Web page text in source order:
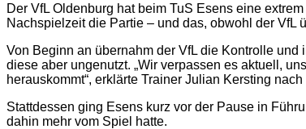
Der VfL Oldenburg hat beim TuS Esens eine
Nachspielzeit die Partie – und das, obwohl der VfL
Von Beginn an übernahm der VfL die Kontrolle
diese aber ungenutzt. „Wir verpassen es aktuell,
herauskommt“, erklärte Trainer Julian Kersting
Stattdessen ging Esens kurz vor der Pause in
dahin mehr vom Spiel hatte.